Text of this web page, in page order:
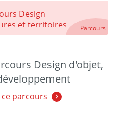
Design
et territoires
Parcours
Design d'objet,
parcours